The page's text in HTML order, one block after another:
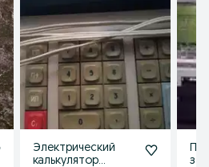
Электрический
калькулятор